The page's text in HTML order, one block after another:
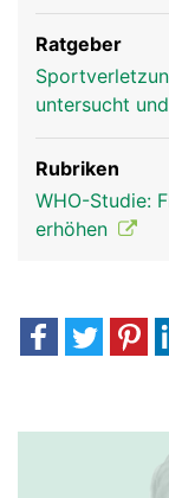
Ratgeber
untersucht
Rubriken
WHO-Studie:
erhöhen